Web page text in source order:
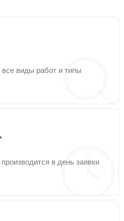
виды работ и типы
в день заявки